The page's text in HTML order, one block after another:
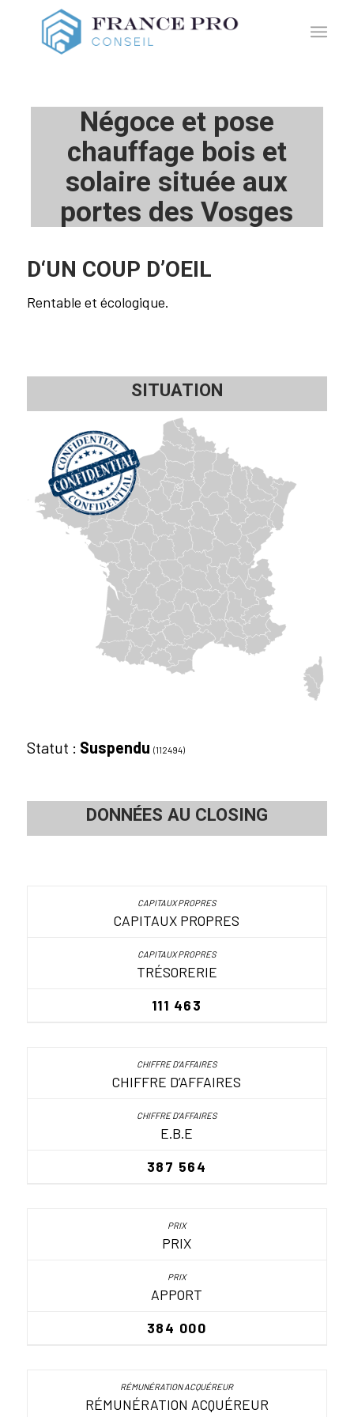
Négoce et pose
chauffage bois et
solaire située aux
portes des Vosges
D‘UN COUP D’OEIL
Rentable et écologique.
SITUATION
Statut : Suspendu (112494)
DONNÉES AU CLOSING
CAPITAUX PROPRES
TRÉSORERIE
111 463
CHIFFRE D’AFFAIRES
E.B.E
387 564
PRIX
APPORT
384 000
RÉMUNÉRATION ACQUÉREUR